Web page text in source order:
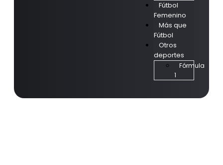
Fútbol
Femenino
Más que
Fútbol
Otros
deportes
Fórmula
1